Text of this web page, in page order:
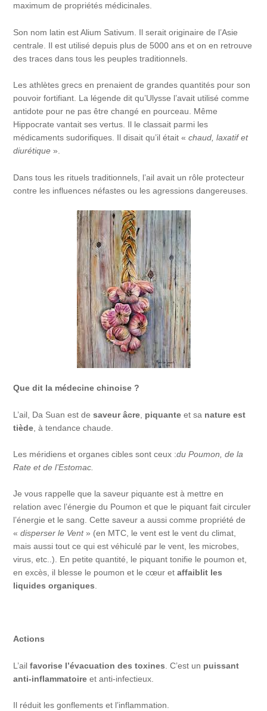
maximum de propriétés médicinales.
Son nom latin est Alium Sativum. Il serait originaire de l’Asie
centrale. Il est utilisé depuis plus de 5000 ans et on en retrouve
des traces dans tous les peuples traditionnels.
Les athlètes grecs en prenaient de grandes quantités pour son
pouvoir fortifiant. La légende dit qu’Ulysse l’avait utilisé comme
antidote pour ne pas être changé en pourceau. Même
Hippocrate vantait ses vertus. Il le classait parmi les
médicaments sudorifiques. Il disait qu’il était «chaud, laxatif et
diurétique ».
Dans tous les rituels traditionnels, l’ail avait un rôle protecteur
contre les influences néfastes ou les agressions dangereuses.
Que dit la médecine chinoise ?
L’ail, Da Suan est desaveur âcre piquante et sa nature est
tiède , à tendance chaude.
Les méridiens et organes cibles sont ceux :du Poumon, de la
Rate et de l’Estomac.
Je vous rappelle que la saveur piquante est à mettre en
relation avec l’énergie du Poumon et que le piquant fait circuler
l’énergie et le sang. Cette saveur a aussi comme propriété de
«disperser le Vent» (en MTC, le vent est le vent du climat,
mais aussi tout ce qui est véhiculé par le vent, les microbes,
virus, etc..). En petite quantité, le piquant tonifie le poumon et,
en excès, il blesse le poumon et le cœur etaffaiblit les
liquides organiques.
Actions
L’ailfavorise l’évacuation des toxines . C’est un puissant
anti-inflammatoire et anti-infectieux.
Il réduit les gonflements et l’inflammation.